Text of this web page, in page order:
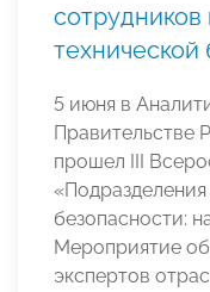
технической
5 июня в
Правительстве
прошел III
безопасности:
Мероприятие
экспертов